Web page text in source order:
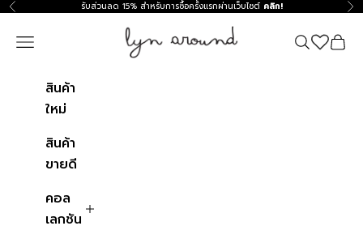
ข้ามไปที่เนื้อหา
ก่อนหน้า รับส่วนลด 15% สำหรับการซื้อครั้งแรกผ่านเว็บไซต์ คลิก! ถัด
Lyn around TH
Navigation menu ค้นหา ตะกร้า
สินค้า
ใหม่
สินค้า
ขายดี
คอล
เลกชัน